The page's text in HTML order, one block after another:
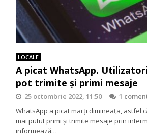
LOCALE
A picat WhatsApp.
pot trimite și primi mesaje
25 octombrie 2022, 11:50
1
WhatsApp a picat marți dimineața, astfel
mai putut primi și trimite mesaje prin
informează…